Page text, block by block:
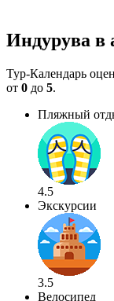
Индурува в
Тур-Календарь
от 0 до 5.
Пляжный
4.5
Экскурсии
3.5
Велосипед